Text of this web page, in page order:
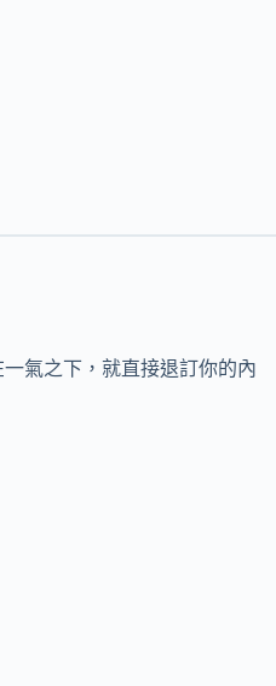
氣之下，就直接退訂你的內